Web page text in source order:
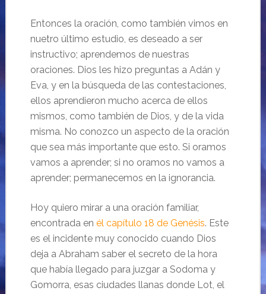
Entonces la oración, como también vimos en
nuetro último estudio, es deseado a ser
instructivo; aprendemos de nuestras
oraciones. Dios les hizo preguntas a Adán y
Eva, y en la búsqueda de las contestaciones,
ellos aprendieron mucho acerca de ellos
mismos, como también de Dios, y de la vida
misma. No conozco un aspecto de la oración
que sea más importante que esto. Si oramos
vamos a aprender; si no oramos no vamos a
aprender; permanecemos en la ignorancia.
Hoy quiero mirar a una oración familiar,
encontrada en él capítulo 18 de Genésis. Este
es el incidente muy conocido cuando Dios
deja a Abraham saber el secreto de la hora
que había llegado para juzgar a Sodoma y
Gomorra, esas ciudades llanas donde Lot, el